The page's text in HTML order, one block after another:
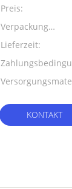
Preis:
Verpackung
Informationen:
Lieferzeit:
KONTAKT